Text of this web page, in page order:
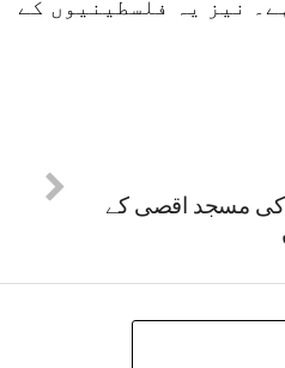
نیز یہ فلسطینیوں کے
کی مسجد اقصی کے